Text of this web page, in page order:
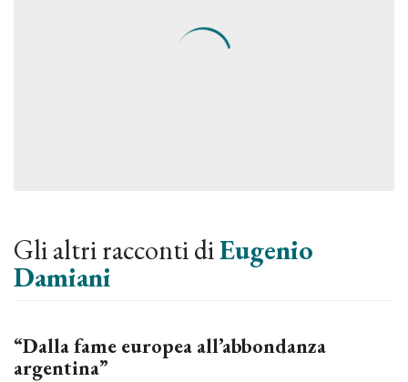
Gli altri racconti diEugenio
Damiani
“Dalla fame europea all’abbondanza
argentina”